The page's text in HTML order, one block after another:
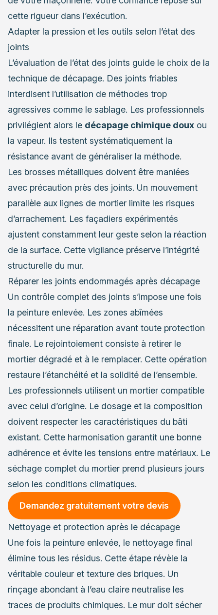
cette rigueur dans l’exécution.
Adapter la pression et les outils selon l’état des
joints
L’évaluation de l’état des joints guide le choix de la
technique de décapage. Des joints friables
interdisent l’utilisation de méthodes trop
agressives comme le sablage. Les professionnels
privilégient alors le décapage chimique doux ou
la vapeur. Ils testent systématiquement la
résistance avant de généraliser la méthode.
Les brosses métalliques doivent être maniées
avec précaution près des joints. Un mouvement
parallèle aux lignes de mortier limite les risques
d’arrachement. Les façadiers expérimentés
ajustent constamment leur geste selon la réaction
de la surface. Cette vigilance préserve l’intégrité
structurelle du mur.
Réparer les joints endommagés après décapage
Un contrôle complet des joints s’impose une fois
la peinture enlevée. Les zones abîmées
nécessitent une réparation avant toute protection
finale. Le rejointoiement consiste à retirer le
mortier dégradé et à le remplacer. Cette opération
restaure l’étanchéité et la solidité de l’ensemble.
Les professionnels utilisent un mortier compatible
avec celui d’origine. Le dosage et la composition
doivent respecter les caractéristiques du bâti
existant. Cette harmonisation garantit une bonne
adhérence et évite les tensions entre matériaux. Le
séchage complet du mortier prend plusieurs jours
selon les conditions climatiques.
Demandez gratuitement votre devis
Nettoyage et protection après le décapage
Une fois la peinture enlevée, le nettoyage final
élimine tous les résidus. Cette étape révèle la
véritable couleur et texture des briques. Un
rinçage abondant à l’eau claire neutralise les
traces de produits chimiques. Le mur doit sécher